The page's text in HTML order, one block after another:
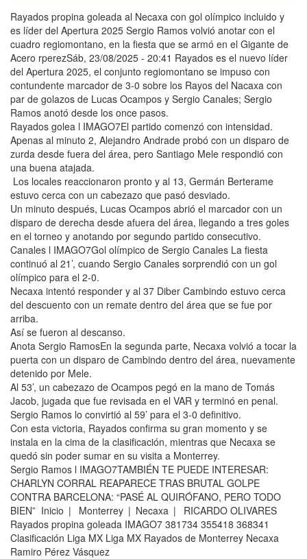
Rayados propina goleada al Necaxa con gol olímpico incluido y
es líder del Apertura 2025 Sergio Ramos volvió anotar con el
cuadro regiomontano, en la fiesta que se armó en el Gigante de
Acero rperezSáb, 23/08/2025 - 20:41 Rayados es el nuevo líder
del Apertura 2025, el conjunto regiomontano se impuso con
contundente marcador de 3-0 sobre los Rayos del Nacaxa con
par de golazos de Lucas Ocampos y Sergio Canales; Sergio
Ramos anotó desde los once pasos.
Rayados golea l IMAGO7El partido comenzó con intensidad.
Apenas al minuto 2, Alejandro Andrade probó con un disparo de
zurda desde fuera del área, pero Santiago Mele respondió con
una buena atajada.
Los locales reaccionaron pronto y al 13, Germán Berterame
estuvo cerca con un cabezazo que pasó desviado.
Un minuto después, Lucas Ocampos abrió el marcador con un
disparo de derecha desde afuera del área, llegando a tres goles
en el torneo y anotando por segundo partido consecutivo.
Canales l IMAGO7Gol olímpico de Sergio Canales La fiesta
continuó al 21’, cuando Sergio Canales sorprendió con un gol
olímpico para el 2-0.
Necaxa intentó responder y al 37 Diber Cambindo estuvo cerca
del descuento con un remate dentro del área que se fue por
arriba.
Así se fueron al descanso.
Anota Sergio RamosEn la segunda parte, Necaxa volvió a tocar la
puerta con un disparo de Cambindo dentro del área, nuevamente
detenido por Mele.
Al 53’, un cabezazo de Ocampos pegó en la mano de Tomás
Jacob, jugada que fue revisada en el VAR y terminó en penal.
Sergio Ramos lo convirtió al 59’ para el 3-0 definitivo.
Con esta victoria, Rayados confirma su gran momento y se
instala en la cima de la clasificación, mientras que Necaxa se
quedó sin poder sumar en su visita a Monterrey.
Sergio Ramos l IMAGO7TAMBIÉN TE PUEDE INTERESAR:
CHARLYN CORRAL REAPARECE TRAS BRUTAL GOLPE
CONTRA BARCELONA: “PASÉ AL QUIRÓFANO, PERO TODO
BIEN” Inicio | Monterrey | Necaxa | RICARDO OLIVARES
Rayados propina goleada IMAGO7 381734 355418 368341
Clasificación Liga MX Liga MX Rayados de Monterrey Necaxa
Ramiro Pérez Vásquez